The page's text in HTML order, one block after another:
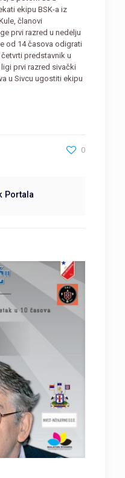
ekipu BSK-a iz
članovi
prvi razred u nedelju
od 14 časova odigrati
predstavnik u
prvi razred sivački
u Sivcu ugostiti ekipu
0
Portala